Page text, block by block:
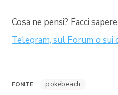
Cosa ne pensi? Facci
Telegram, sul Forum o sui
FONTE pokébeach